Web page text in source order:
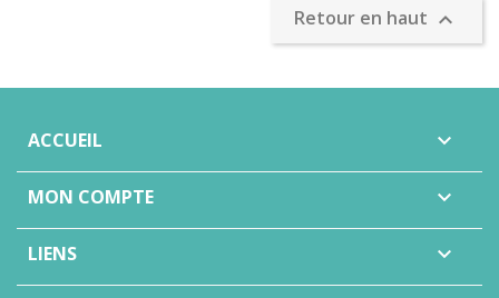
Retour en haut 
ACCUEIL 
MON COMPTE 
LIENS 